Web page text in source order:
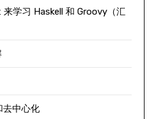
学习 Haskell 和 Groovy（汇
去中心化